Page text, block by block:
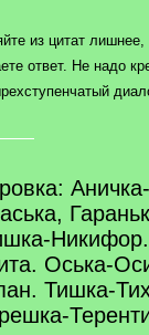
из цитат
ответ. Не надо
Оська-
Тишка-